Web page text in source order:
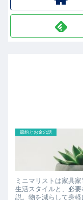
節約とお金の話
ミニマリストは家具
生活スタイルと、必
説。物を減らして身